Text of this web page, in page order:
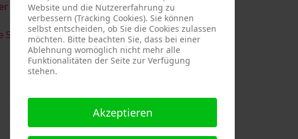
& Serge DevadderundRolf Thärichen
Strack
Website und die Nutzererfahrung zu
verbessern (Tracking Cookies). Sie können
selbst entscheiden, ob Sie die Cookies zulassen
möchten. Bitte beachten Sie, dass bei einer
Ablehnung womöglich nicht mehr alle
Funktionalitäten der Seite zur Verfügung
stehen.
Akzeptieren